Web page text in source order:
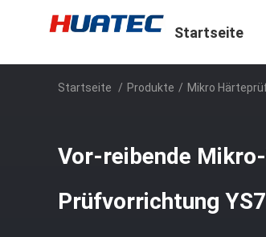
Startseite
Startseite / Produkte / Mikro
Vor-reibende
Prüfvorrichtung